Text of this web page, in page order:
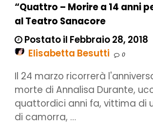
“Quattro – Morire a 14 anni
al Teatro Sanacore
Postato il Febbraio 28, 2018
Elisabetta Besutti
0
Il 24 marzo ricorrerà
morte di Annalisa Durante,
quattordici anni fa, vittima di
di camorra, …